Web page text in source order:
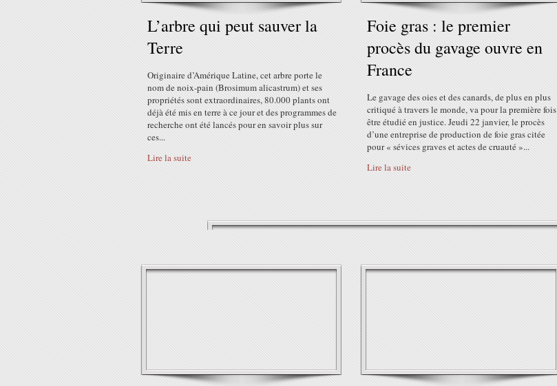
L’arbre qui peut sauver la
Terre
Originaire d’Amérique Latine, cet arbre porte le
nom de noix-pain (Brosimum alicastrum) et ses
propriétés sont extraordinaires, 80.000 plants ont
déjà été mis en terre à ce jour et des programmes de
recherche ont été lancés pour en savoir plus sur
ces...
Lire la suite
Foie gras : le premier
procès du gavage ouvre en
France
Le gavage des oies et des canards, de plus en plus
critiqué à travers le monde, va pour la première fois
être étudié en justice. Jeudi 22 janvier, le procès
d’une entreprise de production de foie gras citée
pour « sévices graves et actes de cruauté »...
Lire la suite